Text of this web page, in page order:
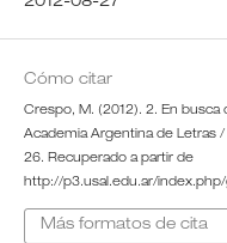
Cómo citar
Crespo, M. (2012). 2. En busca
Academia Argentina de Letras
26. Recuperado a partir de
http://p3.usal.edu.ar/
Más formatos de cita